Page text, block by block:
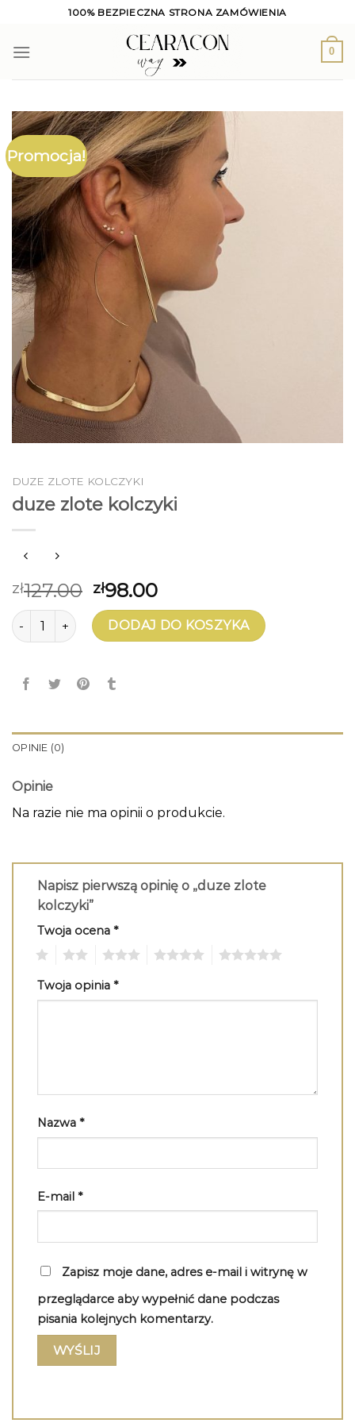
content
100% BEZPIECZNA STRONA ZAMÓWIENIA
0
Promocja!
DUZE ZLOTE KOLCZYKI
duze zlote kolczyki
zł127.00 zł98.00
ilość duze zlote kolczykiDODAJ DO KOSZYKA
OPINIE (0)
Opinie
Na razie nie ma opinii o produkcie.
Napisz pierwszą opinię o „duze zlote
kolczyki”
Twoja ocena *
Twoja opinia *
Nazwa *
E-mail *
Zapisz moje dane, adres e-mail i witrynę w
przeglądarce aby wypełnić dane podczas
pisania kolejnych komentarzy.